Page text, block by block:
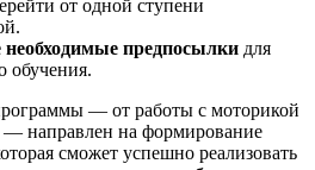
от одной ступени
предпосылки для
обучения.
— от работы с моторикой
— направлен на формирование
сможет успешно реализовать